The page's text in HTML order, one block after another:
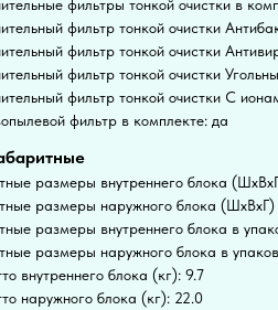
фильтры тонкой очистки в
фильтр тонкой очистки
фильтр тонкой очистки
фильтр тонкой очистки
фильтр тонкой очистки С
фильтр в комплекте: да
размеры внутреннего блока
размеры наружного блока
размеры внутреннего блока в
размеры наружного блока в
внутреннего блока (кг): 9.7
наружного блока (кг): 22.0